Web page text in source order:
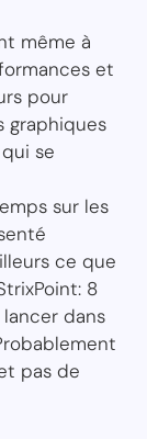
même à
et
pour
graphiques
se
sur les
ce que
8
dans
pas de